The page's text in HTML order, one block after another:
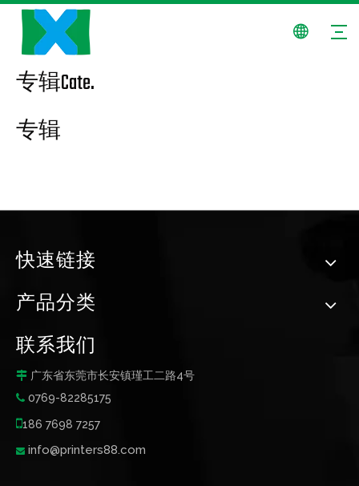
专辑Cate.
专辑
快速链接
产品分类
联系我们
 广东省东莞市长安镇瑾工二路4号
 0769-82285175
186 7698 7257
 info@printers88.com